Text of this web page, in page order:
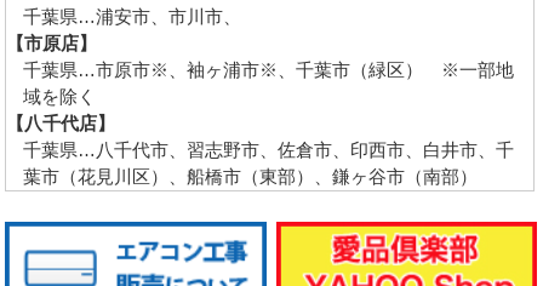
千葉県…浦安市、市川市、
【市原店】
千葉県…市原市※、袖ヶ浦市※、千葉市（緑区） ※一部地
域を除く
【八千代店】
千葉県…八千代市、習志野市、佐倉市、印西市、白井市、千
葉市（花見川区）、船橋市（東部）、鎌ヶ谷市（南部）